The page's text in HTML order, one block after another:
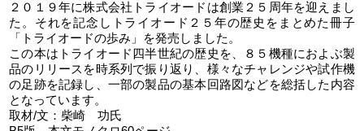
２０１９年に株式会社トライオードは創業２５周年を迎えまし
た。それを記念しトライオード２５年の歴史をまとめた冊子
「トライオードの歩み」を発売しました。
この本はトライオード四半世紀の歴史を、８５機種におよぶ製
品のリリースを時系列で振り返り、様々なチャレンジや試作機
の足跡を記録し、一部の製品の基本回路図などを総括した内容
となっています。
取材/文：柴崎 功氏